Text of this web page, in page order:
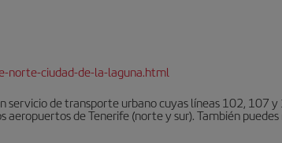
norte-ciudad-de-la-laguna.html
de transporte urbano cuyas líneas 102, 107
aeropuertos de Tenerife (norte y sur). También